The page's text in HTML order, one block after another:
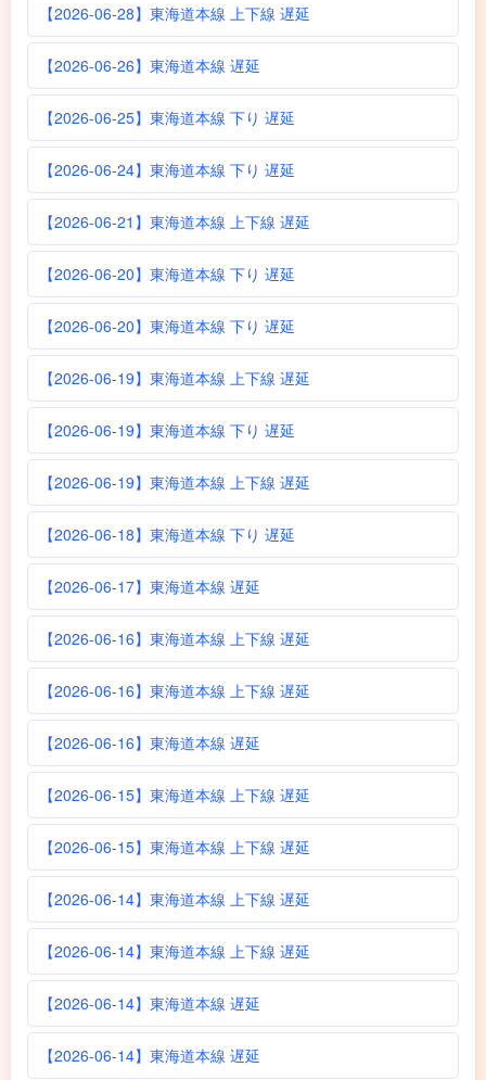
【2026-06-28】東海道本線 上下線 遅延
【2026-06-26】東海道本線 遅延
【2026-06-25】東海道本線 下り 遅延
【2026-06-24】東海道本線 下り 遅延
【2026-06-21】東海道本線 上下線 遅延
【2026-06-20】東海道本線 下り 遅延
【2026-06-20】東海道本線 下り 遅延
【2026-06-19】東海道本線 上下線 遅延
【2026-06-19】東海道本線 下り 遅延
【2026-06-19】東海道本線 上下線 遅延
【2026-06-18】東海道本線 下り 遅延
【2026-06-17】東海道本線 遅延
【2026-06-16】東海道本線 上下線 遅延
【2026-06-16】東海道本線 上下線 遅延
【2026-06-16】東海道本線 遅延
【2026-06-15】東海道本線 上下線 遅延
【2026-06-15】東海道本線 上下線 遅延
【2026-06-14】東海道本線 上下線 遅延
【2026-06-14】東海道本線 上下線 遅延
【2026-06-14】東海道本線 遅延
【2026-06-14】東海道本線 遅延